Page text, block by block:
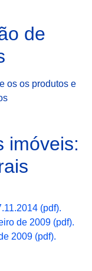
de
os os produtos e
imóveis:
(pdf).
de 2009 (pdf).
2009 (pdf).